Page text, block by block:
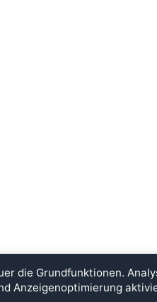
die Grundfunktionen.
Anzeigenoptimierung